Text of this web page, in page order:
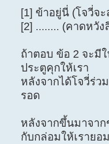
[1] ข้าอยู่นี่ (โจวี่จ
[2] ........ (คาดหวั
ถ้าตอบ ข้อ 2 จะมี
ประตูคุกให้เรา
หลังจากได้โจวี่ร่ว
รอด
หลังจากขึ้นมาจา
กับกล่อมให้เรายอ